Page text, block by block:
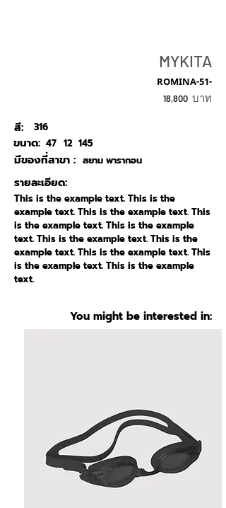
MYKITA
ROMINA-51-
18,800 บาท
สี:
316
47
ขนาด: 12 145
สยาม พารากอน
มีของที่สาขา :
รายละเอียด:
This is the example text. This is the
example text. This is the example text. This
is the example text. This is the example
text. This is the example text. This is the
example text. This is the example text. This
is the example text. This is the example
text.
You might be interested in: